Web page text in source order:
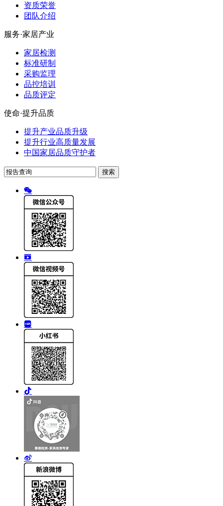
资质荣誉
团队介绍
服务·家居产业
家居检测
标准研制
采购监理
品控培训
品质评定
使命·提升品质
提升产业品质升级
提升行业高质量发展
中国家居品质守护者
搜索